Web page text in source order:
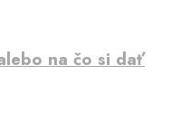
na čo si dať